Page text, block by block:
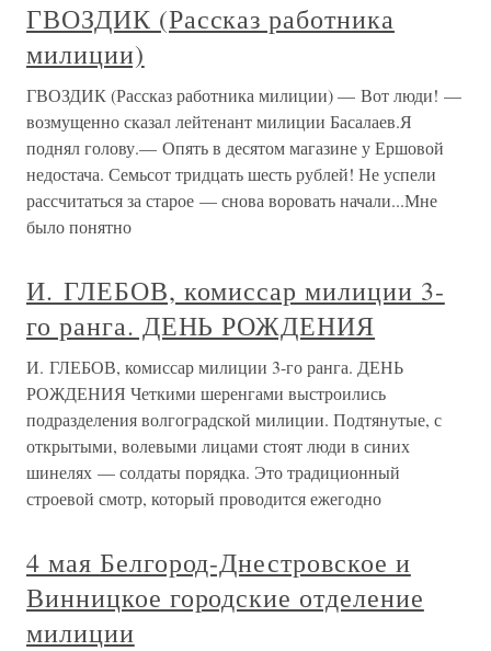
ГВОЗДИК (Рассказ работника
милиции)
ГВОЗДИК (Рассказ работника милиции) — Вот люди! —
возмущенно сказал лейтенант милиции Басалаев.Я
поднял голову.— Опять в десятом магазине у Ершовой
недостача. Семьсот тридцать шесть рублей! Не успели
рассчитаться за старое — снова воровать начали...Мне
было понятно
И. ГЛЕБОВ, комиссар милиции 3-
го ранга. ДЕНЬ РОЖДЕНИЯ
И. ГЛЕБОВ, комиссар милиции 3-го ранга. ДЕНЬ
РОЖДЕНИЯ Четкими шеренгами выстроились
подразделения волгоградской милиции. Подтянутые, с
открытыми, волевыми лицами стоят люди в синих
шинелях — солдаты порядка. Это традиционный
строевой смотр, который проводится ежегодно
4 мая Белгород-Днестровское и
Винницкое городские отделение
милиции